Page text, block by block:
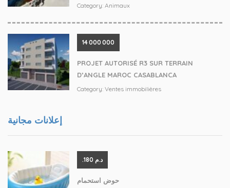
Category: Animaux
14 000 000
PROJET AUTORISÉ R3 SUR TERRAIN
D’ANGLE MAROC CASABLANCA
Category: Ventes immobilières
إعلانات مجانية
.د.م 180
حوض استحمام